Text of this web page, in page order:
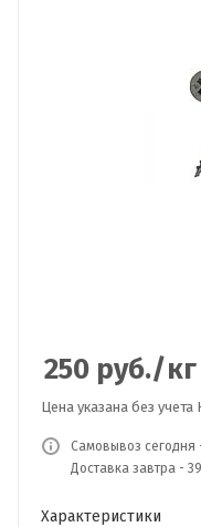
250 руб./кг
Цена указана без учета
Самовывоз сегодня
Доставка завтра -
Характеристики